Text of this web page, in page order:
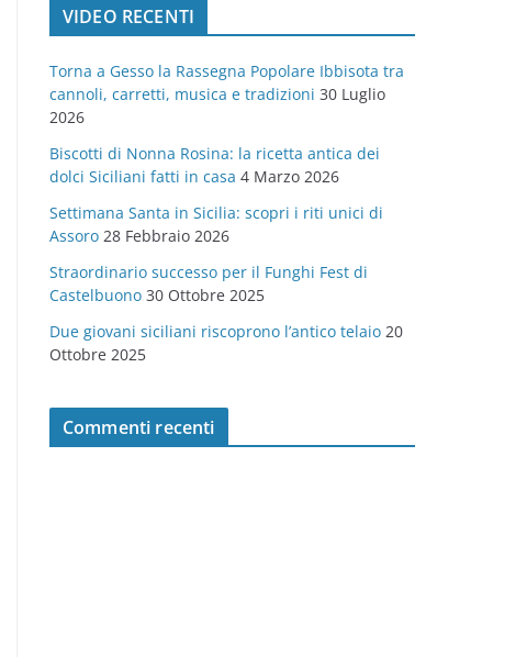
o
r
e
VIDEO RECENTI
Torna a Gesso la Rassegna Popolare Ibbisota tra
cannoli, carretti, musica e tradizioni 30 Luglio
2026
Biscotti di Nonna Rosina: la ricetta antica dei
dolci Siciliani fatti in casa 4 Marzo 2026
Settimana Santa in Sicilia: scopri i riti unici di
Assoro 28 Febbraio 2026
Straordinario successo per il Funghi Fest di
Castelbuono 30 Ottobre 2025
Due giovani siciliani riscoprono l’antico telaio 20
Ottobre 2025
Commenti recenti